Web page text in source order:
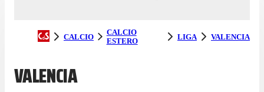
CALCIO
CALCIO
ESTERO
LIGA VALENCIA
VALENCIA